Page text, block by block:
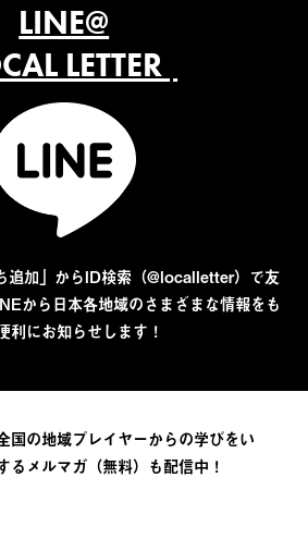
LINE@
LETTER
追加」からID検索（@localletter）で友
から日本各地域のさまざまな情報をも
利にお知らせします！
国の地域プレイヤーからの学びをい
るメルマガ（無料）も配信中！